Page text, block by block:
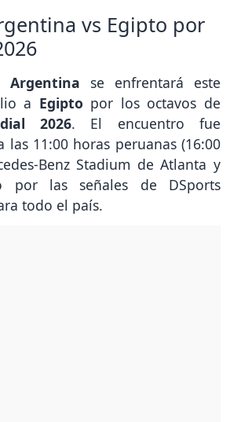
vs Egipto por
Argentina se enfrentará este
a Egipto por los octavos de
2026. El encuentro fue
las 11:00 horas peruanas (16:00
Benz Stadium de Atlanta y
por las señales de DSports
todo el país.